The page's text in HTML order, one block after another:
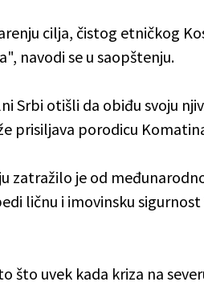
cilja, čistog etničkog
navodi se u saopštenju.
Srbi otišli da obiđu svoju
prisiljava porodicu
zatražilo je od
ličnu i imovinsku sigurnost
što uvek kada kriza na